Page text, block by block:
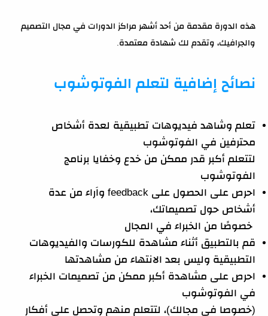
هذه الدورة مقدمة من أحد أشهر مراكز الدورات في مجال التصميم
والجرافيك، وتقدم لك شهادة معتمدة.
نصائح إضافية لتعلم الفوتوشوب
تعلم وشاهد فيديوهات تطبيقية لعدة أشخاص
محترفين في الفوتوشوب
لتتعلم أكبر قدر ممكن من خدع وخفايا برنامج
الفوتوشوب
احرص على الحصول على feedback واَراء من عدة
أشخاص حول تصميماتك،
خصوصًا من الخبراء في المجال
قم بالتطبيق أثناء مشاهدة للكورسات والفيديوهات
التطبيقية وليس بعد الانتهاء من مشاهدتها
احرص على مشاهدة أكبر ممكن من تصميمات الخبراء
في الفوتوشوب
(خصوصا في مجالك)، لتتعلم منهم وتحصل على أفكار